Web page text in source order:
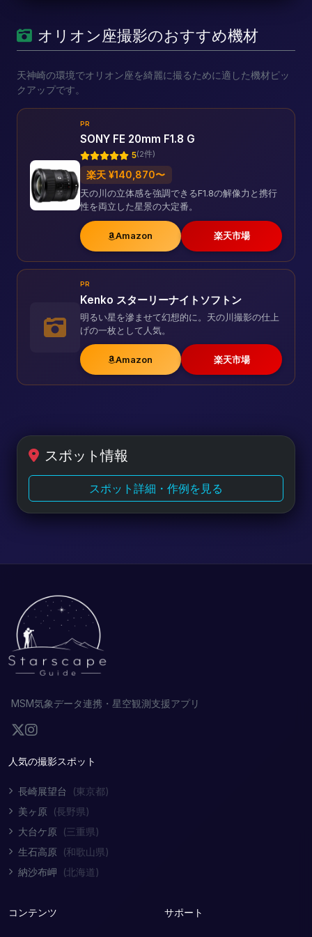
オリオン座撮影のおすすめ機材
天神崎の環境でオリオン座を綺麗に撮るために適した機材ピッ
クアップです。
PR
SONY FE 20mm F1.8 G
5(2件)
楽天 ¥140,870〜
天の川の立体感を強調できるF1.8の解像力と携行
性を両立した星景の大定番。
Amazon 楽天市場
PR
Kenko スターリーナイトソフトン
明るい星を滲ませて幻想的に。天の川撮影の仕上
げの一枚として人気。
Amazon 楽天市場
スポット情報
スポット詳細・作例を見る
MSM気象データ連携・星空観測支援アプリ
人気の撮影スポット
長崎展望台
(東京都)
美ヶ原 (長野県)
大台ケ原 (三重県)
生石高原 (和歌山県)
納沙布岬
(北海道)
コンテンツ サポート